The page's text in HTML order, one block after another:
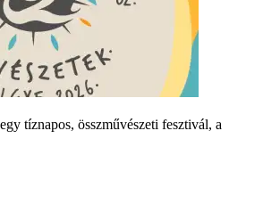
tíznapos, összművészeti fesztivál, a